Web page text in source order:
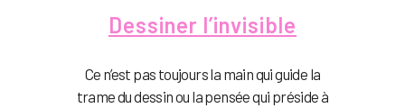
Dessiner l’invisible
Ce n’est pas toujours la main qui guide la
trame du dessin ou la pensée qui préside à